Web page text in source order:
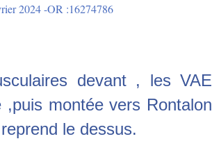
devant , les VAE
montée vers Rontalon
le dessus.